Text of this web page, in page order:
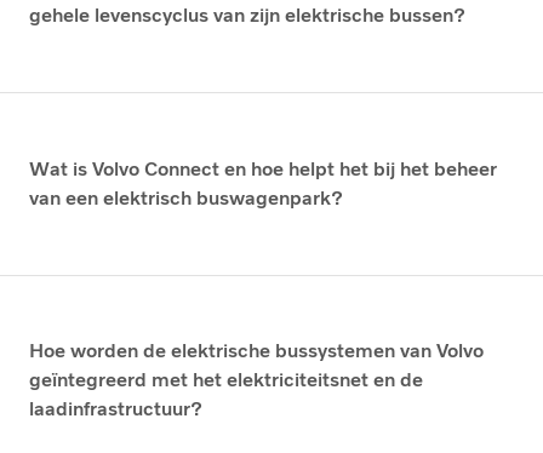
gehele levenscyclus van zijn elektrische bussen?
Wat is Volvo Connect en hoe helpt het bij het beheer
van een elektrisch buswagenpark?
Hoe worden de elektrische bussystemen van Volvo
geïntegreerd met het elektriciteitsnet en de
laadinfrastructuur?